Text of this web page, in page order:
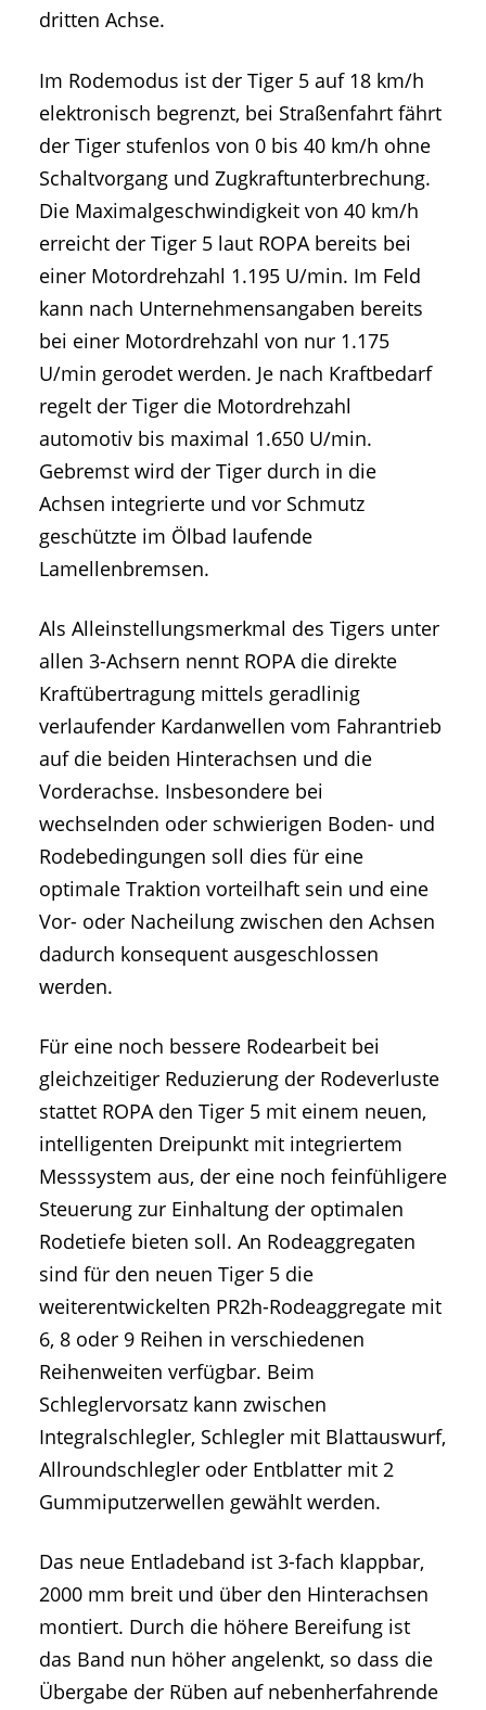
dritten Achse.
Im Rodemodus ist der Tiger 5 auf 18 km/h
elektronisch begrenzt, bei Straßenfahrt fährt
der Tiger stufenlos von 0 bis 40 km/h ohne
Schaltvorgang und Zugkraftunterbrechung.
Die Maximalgeschwindigkeit von 40 km/h
erreicht der Tiger 5 laut ROPA bereits bei
einer Motordrehzahl 1.195 U/min. Im Feld
kann nach Unternehmensangaben bereits
bei einer Motordrehzahl von nur 1.175
U/min gerodet werden. Je nach Kraftbedarf
regelt der Tiger die Motordrehzahl
automotiv bis maximal 1.650 U/min.
Gebremst wird der Tiger durch in die
Achsen integrierte und vor Schmutz
geschützte im Ölbad laufende
Lamellenbremsen.
Als Alleinstellungsmerkmal des Tigers unter
allen 3-Achsern nennt ROPA die direkte
Kraftübertragung mittels geradlinig
verlaufender Kardanwellen vom Fahrantrieb
auf die beiden Hinterachsen und die
Vorderachse. Insbesondere bei
wechselnden oder schwierigen Boden- und
Rodebedingungen soll dies für eine
optimale Traktion vorteilhaft sein und eine
Vor- oder Nacheilung zwischen den Achsen
dadurch konsequent ausgeschlossen
werden.
Für eine noch bessere Rodearbeit bei
gleichzeitiger Reduzierung der Rodeverluste
stattet ROPA den Tiger 5 mit einem neuen,
intelligenten Dreipunkt mit integriertem
Messsystem aus, der eine noch feinfühligere
Steuerung zur Einhaltung der optimalen
Rodetiefe bieten soll. An Rodeaggregaten
sind für den neuen Tiger 5 die
weiterentwickelten PR2h-Rodeaggregate mit
6, 8 oder 9 Reihen in verschiedenen
Reihenweiten verfügbar. Beim
Schleglervorsatz kann zwischen
Integralschlegler, Schlegler mit Blattauswurf,
Allroundschlegler oder Entblatter mit 2
Gummiputzerwellen gewählt werden.
Das neue Entladeband ist 3-fach klappbar,
2000 mm breit und über den Hinterachsen
montiert. Durch die höhere Bereifung ist
das Band nun höher angelenkt, so dass die
Übergabe der Rüben auf nebenherfahrende